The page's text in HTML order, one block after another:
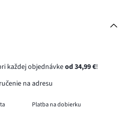
každej objednávkeod 34,99 €!
na adresu
Platba na dobierku